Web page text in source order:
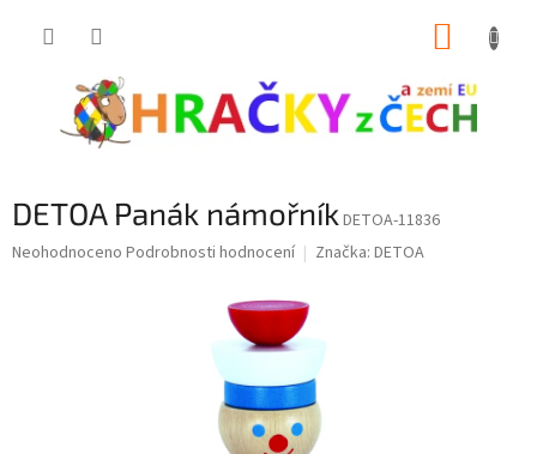
DETOA Panák námořník DETOA-11836
Průměrné
Neohodnoceno Podrobnosti hodnocení Značka: DETOA